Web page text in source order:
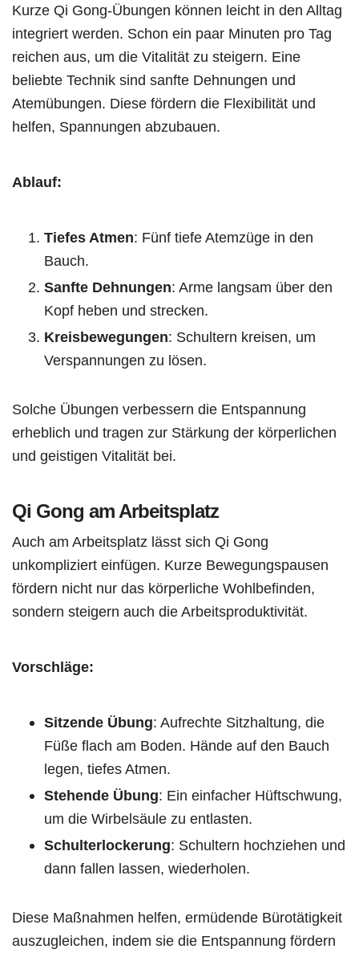
Kurze Qi Gong-Übungen können leicht in den Alltag
integriert werden. Schon ein paar Minuten pro Tag
reichen aus, um die Vitalität zu steigern. Eine
beliebte Technik sind sanfte Dehnungen und
Atemübungen. Diese fördern die Flexibilität und
helfen, Spannungen abzubauen.
Ablauf:
Tiefes Atmen: Fünf tiefe Atemzüge in den
Bauch.
Sanfte Dehnungen: Arme langsam über den
Kopf heben und strecken.
Kreisbewegungen: Schultern kreisen, um
Verspannungen zu lösen.
Solche Übungen verbessern die Entspannung
erheblich und tragen zur Stärkung der körperlichen
und geistigen Vitalität bei.
Qi Gong am Arbeitsplatz
Auch am Arbeitsplatz lässt sich Qi Gong
unkompliziert einfügen. Kurze Bewegungspausen
fördern nicht nur das körperliche Wohlbefinden,
sondern steigern auch die Arbeitsproduktivität.
Vorschläge:
Sitzende Übung: Aufrechte Sitzhaltung, die
Füße flach am Boden. Hände auf den Bauch
legen, tiefes Atmen.
Stehende Übung: Ein einfacher Hüftschwung,
um die Wirbelsäule zu entlasten.
Schulterlockerung: Schultern hochziehen und
dann fallen lassen, wiederholen.
Diese Maßnahmen helfen, ermüdende Bürotätigkeit
auszugleichen, indem sie die Entspannung fördern